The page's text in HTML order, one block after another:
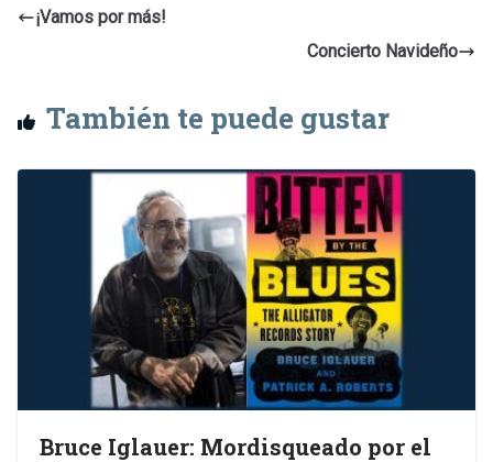
¡Vamos por más!
Concierto Navideño
También te puede gustar
Bruce Iglauer: Mordisqueado por el